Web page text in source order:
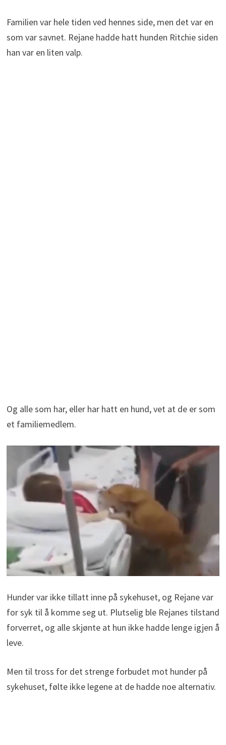
Familien var hele tiden ved hennes side, men det var en
som var savnet. Rejane hadde hatt hunden Ritchie siden
han var en liten valp.
Og alle som har, eller har hatt en hund, vet at de er som
et familiemedlem.
Hunder var ikke tillatt inne på sykehuset, og Rejane var
for syk til å komme seg ut. Plutselig ble Rejanes tilstand
forverret, og alle skjønte at hun ikke hadde lenge igjen å
leve.
Men til tross for det strenge forbudet mot hunder på
sykehuset, følte ikke legene at de hadde noe alternativ.